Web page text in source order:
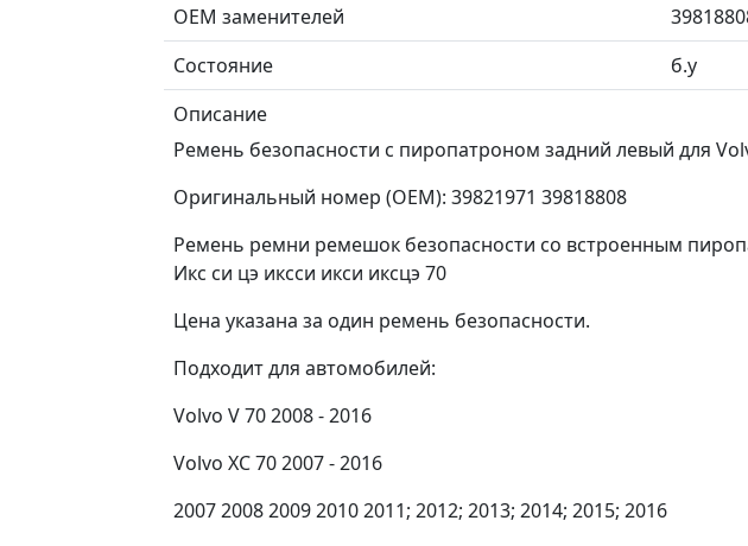
ОЕМ заменителей
Состояние
б.у
Описание
Ремень безопасности с пиропатроном задний левый для
Оригинальный номер (OEM): 39821971 39818808
Ремень ремни ремешок безопасности со встроенным
Икс си цэ иксси икси иксцэ 70
Цена указана за один ремень безопасности.
Подходит для автомобилей:
Volvo V 70 2008 - 2016
Volvo XC 70 2007 - 2016
2007 2008 2009 2010 2011; 2012; 2013; 2014; 2015; 2016